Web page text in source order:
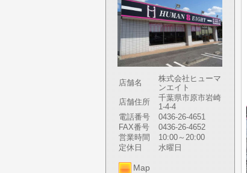
店舗名
株式会社ヒューマ
ンエイト
店舗住所
千葉県市原市岩崎
1-4-4
電話番号
0436-26-4651
FAX番号
0436-26-4652
営業時間
10:00～20:00
定休日
水曜日
Map